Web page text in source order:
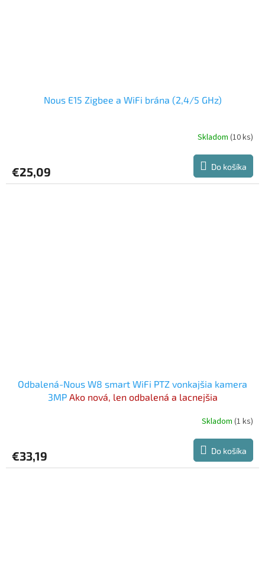
Nous E15 Zigbee a WiFi brána (2,4/5 GHz)
Skladom (10 ks)
€25,09 Do košíka
Odbalená-Nous W8 smart WiFi PTZ vonkajšia kamera
3MP Ako nová, len odbalená a lacnejšia
Skladom (1 ks)
€33,19 Do košíka